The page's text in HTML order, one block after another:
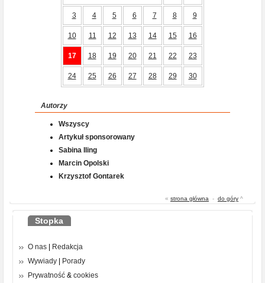
3 4 5 6 7 8 9
10 11 12 13 14 15 16
17 18 19 20 21 22 23
24 25 26 27 28 29 30
Autorzy
Wszyscy
Artykuł sponsorowany
Sabina Iling
Marcin Opolski
Krzysztof Gontarek
« strona główna - do góry ^
Stopka
O nas
Redakcja
Wywiady
Porady
Prywatność & cookies